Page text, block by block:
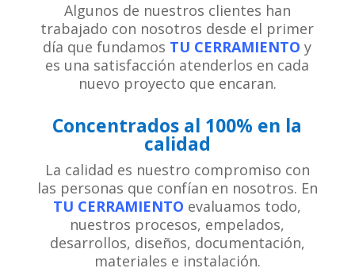
Algunos de nuestros clientes han
trabajado con nosotros desde el primer
día que fundamos TU CERRAMIENTO y
es una satisfacción atenderlos en cada
nuevo proyecto que encaran.
Concentrados al 100% en la
calidad
La calidad es nuestro compromiso con
las personas que confían en nosotros. En
TU CERRAMIENTO evaluamos todo,
nuestros procesos, empelados,
desarrollos, diseños, documentación,
materiales e instalación.